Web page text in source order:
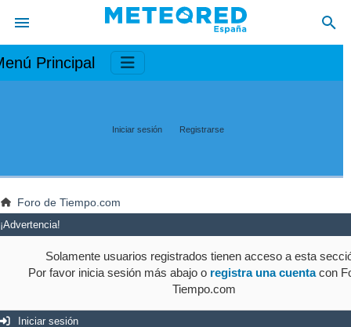
Principal
Iniciar sesión Registrarse
Foro de Tiempo.com
¡Advertencia!
Solamente usuarios registrados tienen acceso a esta
Por favor inicia sesión más abajo o registra una cuentacon
Tiempo.com
Iniciar sesión